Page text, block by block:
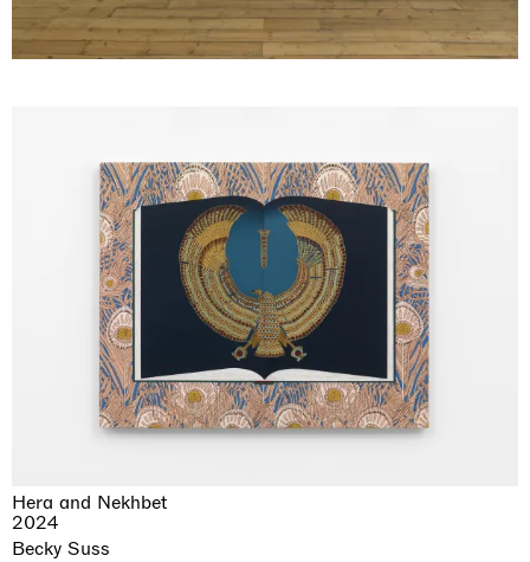
Hera and Nekhbet
2024
Becky Suss